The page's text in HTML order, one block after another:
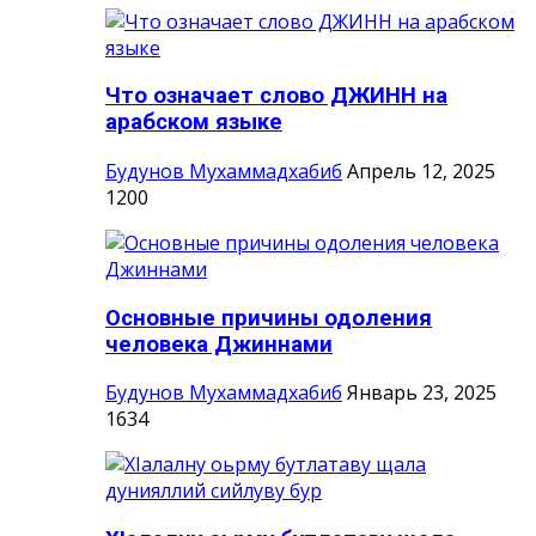
Что означает слово ДЖИНН на
арабском языке
Будунов Мухаммадхабиб Апрель 12, 2025
1200
Основные причины одоления
человека Джиннами
Будунов Мухаммадхабиб Январь 23, 2025
1634